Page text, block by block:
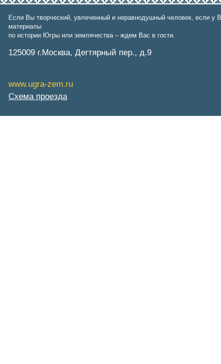
"Тюмень медиа"
"Красный Север"
"Север - наш!"
ИА "Тюменская линия"
РИЦ "Югра"
BarentsObserver.com
Вернадского
Если Вы творческий, увлеченный и неравнодушный человек, если у
материалы
по истории Югры или землячества – ждем Вас в гости.
125009 г.Москва, Дегтярный пер., д.9
www.ugra-zem.ru
Схема проезда